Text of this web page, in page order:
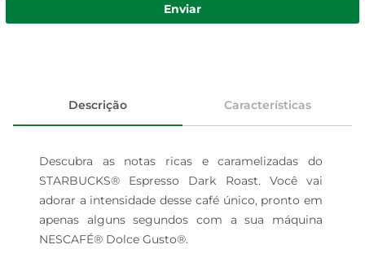
Enviar
Descrição Características
Descubra as notas ricas e caramelizadas do
STARBUCKS® Espresso Dark Roast. Você vai
adorar a intensidade desse café único, pronto em
apenas alguns segundos com a sua máquina
NESCAFÉ® Dolce Gusto®.